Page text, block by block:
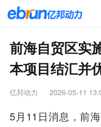
前海自贸区实
本项目结汇并
亿邦动力 2026-05-11
5月11日消息，前